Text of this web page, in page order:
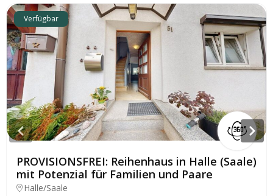
Verfügbar
PROVISIONSFREI: Reihenhaus in Halle (Saale)
mit Potenzial für Familien und Paare
Halle/Saale